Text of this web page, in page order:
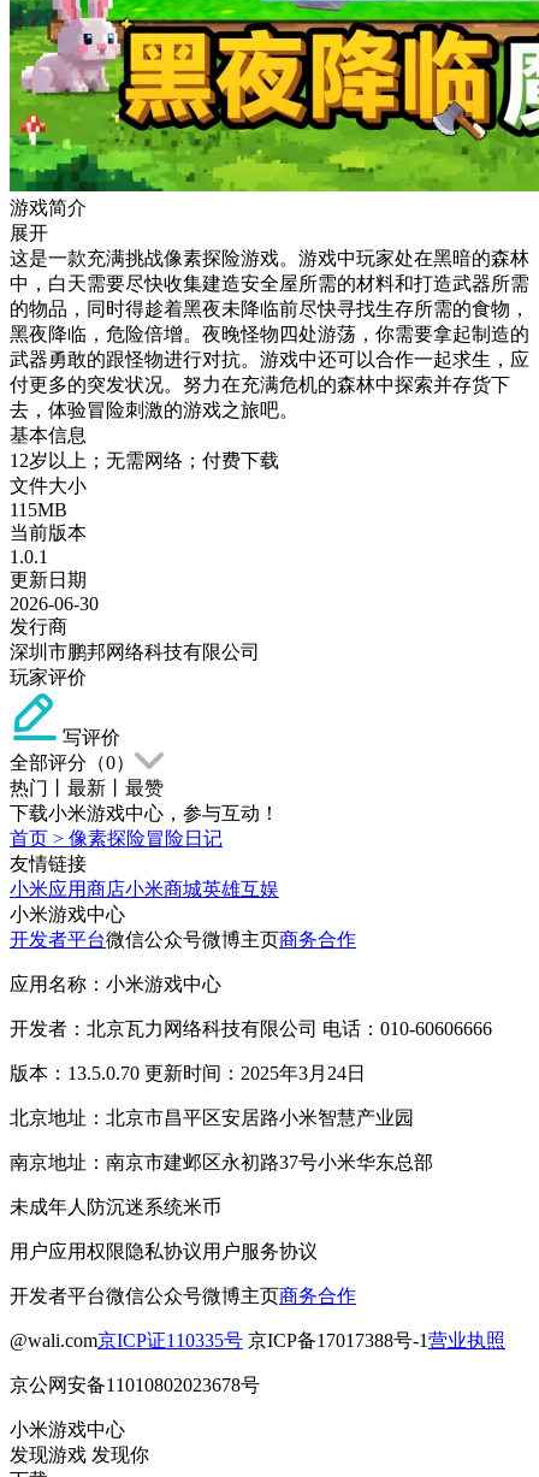
游戏简介
展开
这是一款充满挑战像素探险游戏。游戏中玩家处在黑暗的森林
中，白天需要尽快收集建造安全屋所需的材料和打造武器所需
的物品，同时得趁着黑夜未降临前尽快寻找生存所需的食物，
黑夜降临，危险倍增。夜晚怪物四处游荡，你需要拿起制造的
武器勇敢的跟怪物进行对抗。游戏中还可以合作一起求生，应
付更多的突发状况。努力在充满危机的森林中探索并存货下
去，体验冒险刺激的游戏之旅吧。
基本信息
12岁以上；无需网络；付费下载
文件大小
115MB
当前版本
1.0.1
更新日期
2026-06-30
发行商
深圳市鹏邦网络科技有限公司
玩家评价
写评价
全部评分（0）
热门
最新
最赞
下载小米游戏中心，参与互动！
首页 > 像素探险冒险日记
友情链接
小米应用商店小米商城英雄互娱
小米游戏中心
开发者平台微信公众号微博主页商务合作
应用名称：小米游戏中心
开发者：北京瓦力网络科技有限公司 电话：010-60606666
版本：13.5.0.70 更新时间：2025年3月24日
北京地址：北京市昌平区安居路小米智慧产业园
南京地址：南京市建邺区永初路37号小米华东总部
未成年人防沉迷系统米币
用户应用权限隐私协议用户服务协议
开发者平台微信公众号微博主页商务合作
@wali.com京ICP证110335号 京ICP备17017388号-1营业执照
京公网安备11010802023678号
小米游戏中心
发现游戏 发现你